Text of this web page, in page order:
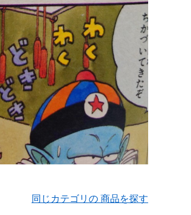
同じカテゴリの 商品を探す